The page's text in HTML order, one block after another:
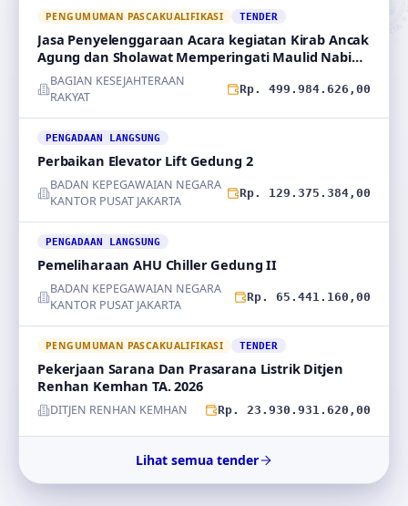
PENGUMUMAN PASCAKUALIFIKASI TENDER
Jasa Penyelenggaraan Acara kegiatan Kirab Ancak
Agung dan Sholawat Memperingati Maulid Nabi
Muhammad
BAGIAN KESEJAHTERAAN
RAKYAT
Rp. 499.984.626,00
PENGADAAN LANGSUNG
Perbaikan Elevator Lift Gedung 2
BADAN KEPEGAWAIAN NEGARA
KANTOR PUSAT JAKARTA
Rp. 129.375.384,00
PENGADAAN LANGSUNG
Pemeliharaan AHU Chiller Gedung II
BADAN KEPEGAWAIAN NEGARA
KANTOR PUSAT JAKARTA
Rp. 65.441.160,00
PENGUMUMAN PASCAKUALIFIKASI TENDER
Pekerjaan Sarana Dan Prasarana Listrik Ditjen
Renhan Kemhan TA. 2026
DITJEN RENHAN KEMHAN Rp. 23.930.931.620,00
Lihat semua tender